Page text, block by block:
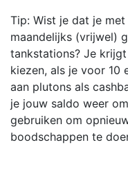
Tip: Wist je dat je met
maandelijks (vrijwel)
tankstations? Je
kiezen, als je voor 10
aan plutons als
je jouw saldo weer
gebruiken om
boodschappen te